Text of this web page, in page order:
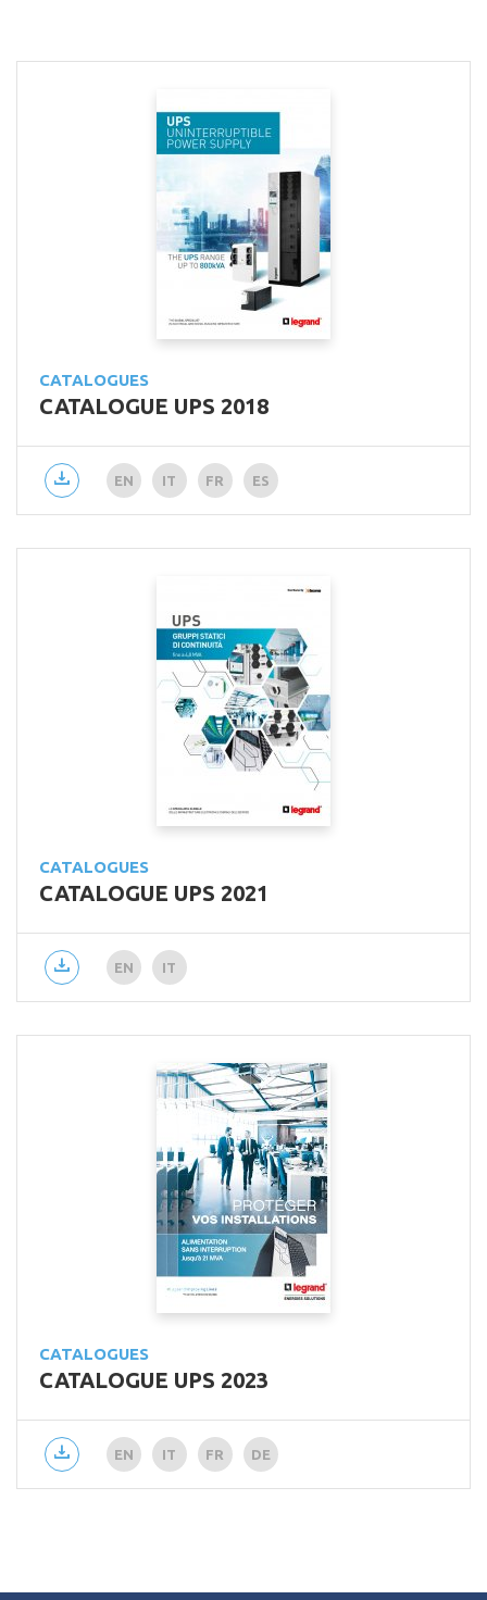
CATALOGUES
CATALOGUE UPS 2018
EN IT FR ES
CATALOGUES
CATALOGUE UPS 2021
EN IT
CATALOGUES
CATALOGUE UPS 2023
EN IT FR DE